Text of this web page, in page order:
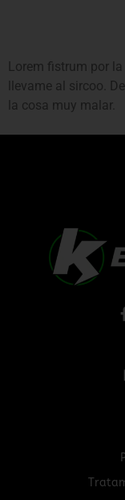
Lorem fistrum por
llevame al sircoo.
la cosa muy malar.